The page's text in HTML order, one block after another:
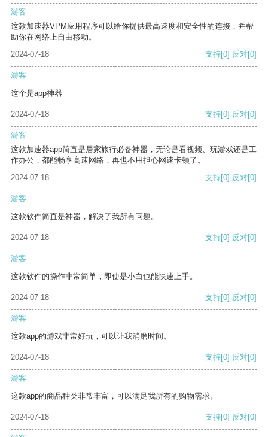
游客
这款加速器VPM应用程序可以给你提供最高速度和安全性的连接，并帮
助你在网络上自由移动。
2024-07-18
支持[0] 反对[0]
游客
这个是app神器
2024-07-18 支持[0] 反对[0]
游客
这款加速器app简直是居家旅行必备神器，无论是看视频、玩游戏还是工
作办公，都能畅享高速网络，再也不用担心网速卡顿了。
2024-07-18
支持[0] 反对[0]
游客
这款软件简直是神器，解决了我所有问题。
2024-07-18 支持[0] 反对[0]
游客
这款软件的操作非常简单，即使是小白也能快速上手。
2024-07-18 支持[0] 反对[0]
游客
这款app的游戏非常好玩，可以让我消磨时间。
2024-07-18 支持[0] 反对[0]
游客
这款app的商品种类非常丰富，可以满足我所有的购物需求。
2024-07-18 支持[0] 反对[0]